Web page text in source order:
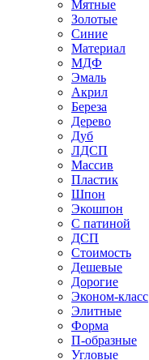
Мятные
Золотые
Синие
Материал
МДФ
Эмаль
Акрил
Береза
Дерево
Дуб
ЛДСП
Массив
Пластик
Шпон
Экошпон
С патиной
ДСП
Стоимость
Дешевые
Дорогие
Эконом-класс
Элитные
Форма
П-образные
Угловые